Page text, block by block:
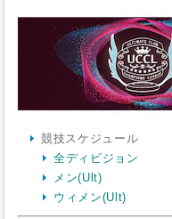
競技スケジュール
全ディビジョン
メン(Ult)
ウィメン(Ult)